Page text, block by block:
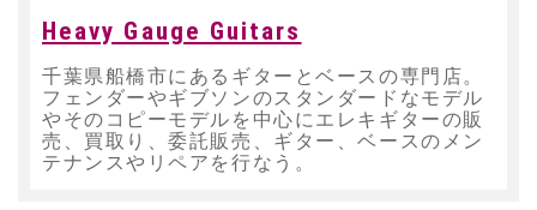
Heavy Gauge Guitars
千葉県船橋市にあるギターとベースの専門店。
フェンダーやギブソンのスタンダードなモデル
やそのコピーモデルを中心にエレキギターの販
売、買取り、委託販売、ギター、ベースのメン
テナンスやリペアを行なう。